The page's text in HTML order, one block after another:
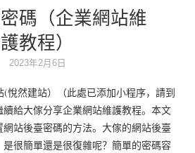
出售
碼（企業網站維
護教程）
2023年2月6日
(悅然建站）（此處已添加小程序，請到
給大傢分享企業網站維護教程。本文
站後臺密碼的方法。大傢的網站後臺
很簡單還是很復雜呢？簡單的密碼容